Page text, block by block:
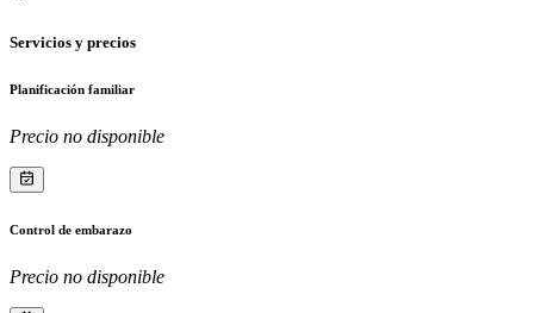
Servicios y precios
Planificación familiar
Precio no disponible
Control de embarazo
Precio no disponible